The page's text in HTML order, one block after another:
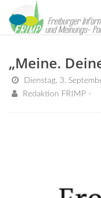
„Meine.
Dienstag, 3.
Redaktion FRIMP -